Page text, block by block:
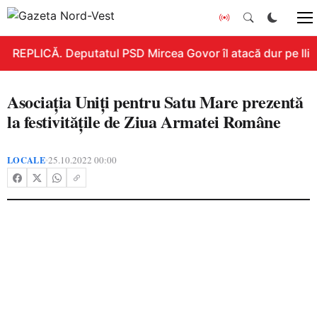
REPLICĂ. Deputatul PSD Mircea Govor îl atacă dur pe
Asociația Uniți pentru Satu Mare prezentă
la festivitățile de Ziua Armatei Române
LOCALE•25.10.2022 00:00